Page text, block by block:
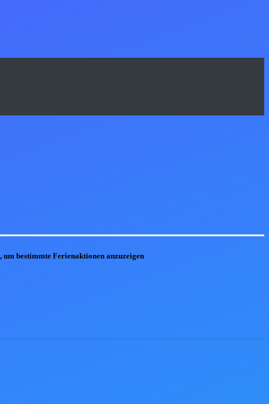
um bestimmte Ferienaktionen anzuzeigen